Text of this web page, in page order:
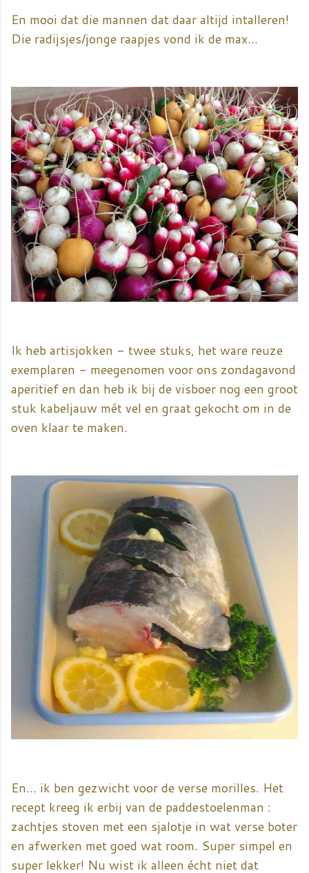
En mooi dat die mannen dat daar altijd intalleren!
Die radijsjes/jonge raapjes vond ik de max...
Ik heb artisjokken - twee stuks, het ware reuze
exemplaren - meegenomen voor ons zondagavond
aperitief en dan heb ik bij de visboer nog een groot
stuk kabeljauw mét vel en graat gekocht om in de
oven klaar te maken.
En... ik ben gezwicht voor de verse morilles. Het
recept kreeg ik erbij van de paddestoelenman :
zachtjes stoven met een sjalotje in wat verse boter
en afwerken met goed wat room. Super simpel en
super lekker! Nu wist ik alleen écht niet dat